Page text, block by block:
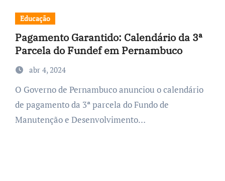
Educação
Pagamento Garantido: Calendário da 3ª
Parcela do Fundef em Pernambuco
abr 4, 2024
O Governo de Pernambuco anunciou o calendário
de pagamento da 3ª parcela do Fundo de
Manutenção e Desenvolvimento…